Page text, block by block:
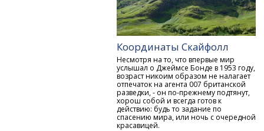
Координаты Скайфолл
Несмотря на то, что впервые мир
услышал о Джеймсе Бонде в 1953 году,
возраст никоим образом не налагает
отпечаток на агента 007 британской
разведки, - он по-прежнему подтянут,
хорош собой и всегда готов к
действию: будь то задание по
спасению мира, или ночь с очередной
красавицей.